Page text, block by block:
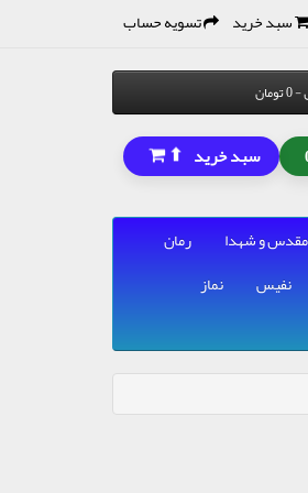
سبد خرید تسویه حساب
سبد خرید ⬆
و شهدا
رمان
نفیس
نماز